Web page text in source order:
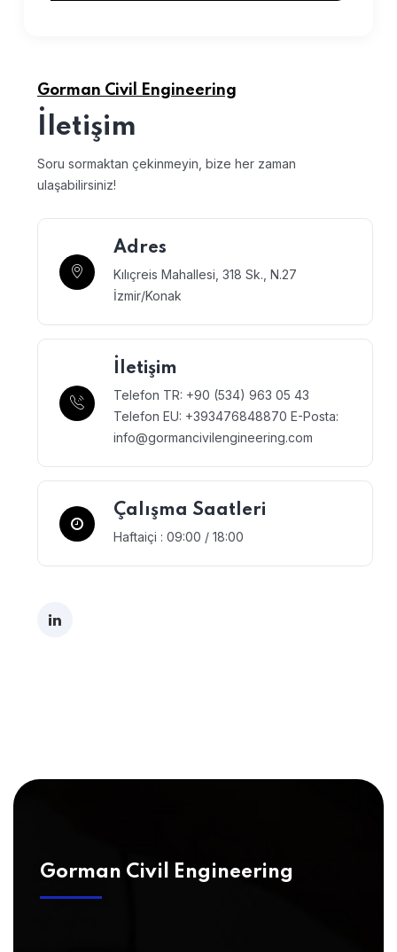
Gorman Civil Engineering
İletişim
Soru sormaktan çekinmeyin, bize her zaman
ulaşabilirsiniz!
Adres
Kılıçreis Mahallesi, 318 Sk., N.27
İzmir/Konak
İletişim
Telefon TR: +90 (534) 963 05 43
Telefon EU: +393476848870 E-Posta:
info@gormancivilengineering.com
Çalışma Saatleri
Haftaiçi : 09:00 / 18:00
Gorman Civil Engineering